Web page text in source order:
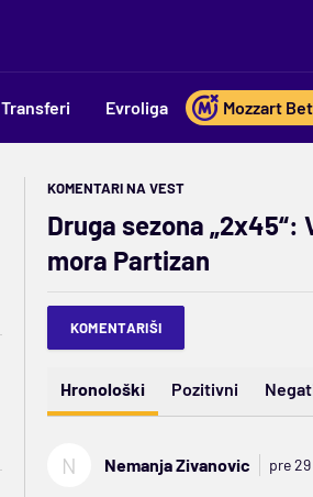
Transferi Evroliga Mozzart
KOMENTARI NA VEST
Druga sezona
mora Partizan
KOMENTARIŠI
Hronološki Pozitivni
N Nemanja Zivanovic pre